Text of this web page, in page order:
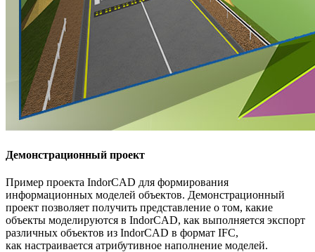
Демонстрационный проект
Пример проекта IndorCAD для формирования
информационных моделей объектов. Демонстрационный
проект позволяет получить представление о том, какие
объекты моделируются в IndorCAD, как выполняется экспорт
различных объектов из IndorCAD в формат IFC,
как настраивается атрибутивное наполнение моделей.